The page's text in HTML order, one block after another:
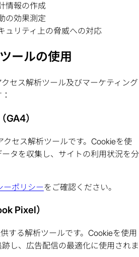
情報の作成
の効果測定
ュリティ上の脅威への対応
ールの使用
セス解析ツール及びマーケティング
）
セス解析ツールです。Cookieを使
タを収集し、サイトの利用状況を分
ーポリシーをご確認ください。
Pixel）
する解析ツールです。Cookieを使用
し、広告配信の最適化に使用されま